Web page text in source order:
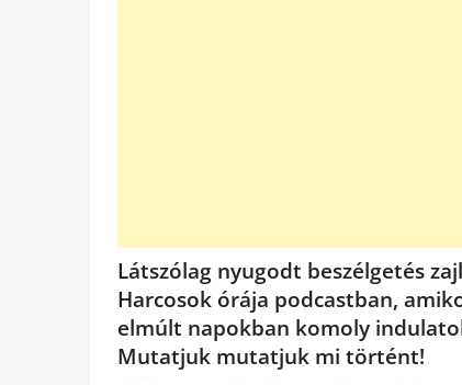
Látszólag nyugodt beszélgetés
Harcosok órája podcastban,
elmúlt napokban komoly
Mutatjuk mutatjuk mi történt!